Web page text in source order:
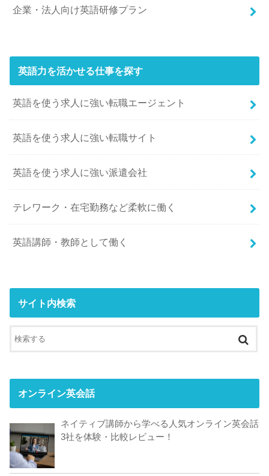
企業・法人向け英語研修プラン
英語力を活かせる仕事を探す
英語を使う求人に強い転職エージェント
英語を使う求人に強い転職サイト
英語を使う求人に強い派遣会社
テレワーク・在宅勤務など柔軟に働く
英語講師・教師として働く
サイト内検索
オンライン英会話
ネイティブ講師から学べる人気オンライン英会話
3社を体験・比較レビュー！